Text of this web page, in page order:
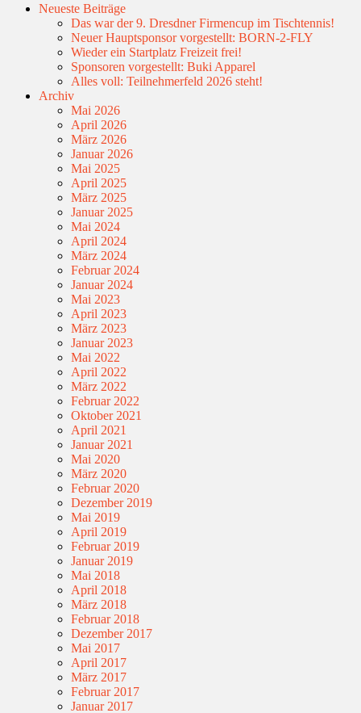
Neueste Beiträge
Das war der 9. Dresdner Firmencup im Tischtennis!
Neuer Hauptsponsor vorgestellt: BORN-2-FLY
Wieder ein Startplatz Freizeit frei!
Sponsoren vorgestellt: Buki Apparel
Alles voll: Teilnehmerfeld 2026 steht!
Archiv
Mai 2026
April 2026
März 2026
Januar 2026
Mai 2025
April 2025
März 2025
Januar 2025
Mai 2024
April 2024
März 2024
Februar 2024
Januar 2024
Mai 2023
April 2023
März 2023
Januar 2023
Mai 2022
April 2022
März 2022
Februar 2022
Oktober 2021
April 2021
Januar 2021
Mai 2020
März 2020
Februar 2020
Dezember 2019
Mai 2019
April 2019
Februar 2019
Januar 2019
Mai 2018
April 2018
März 2018
Februar 2018
Dezember 2017
Mai 2017
April 2017
März 2017
Februar 2017
Januar 2017